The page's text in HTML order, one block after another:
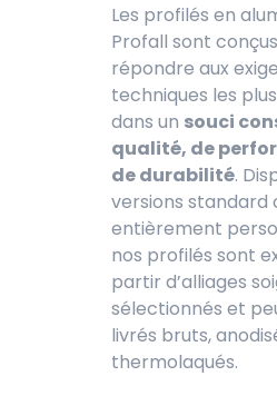
Les profilés en
Profall sont
répondre aux
techniques les
dans un souci
qualité, de
de durabilité.
versions standard
entièrement
nos profilés sont
partir d’alliages
sélectionnés et
livrés bruts,
thermolaqués.